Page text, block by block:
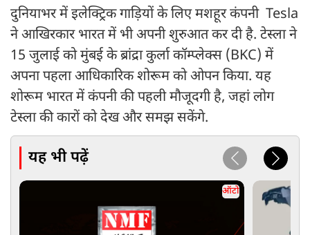
दुनियाभर में इलेक्ट्रिक गाड़ियों के लिए मशहूर कंपनी Tesla
ने आखिरकार भारत में भी अपनी शुरुआत कर दी है. टेस्ला ने
15 जुलाई को मुंबई के ब्रांद्रा कुर्ला कॉम्प्लेक्स (BKC) में
अपना पहला आधिकारिक शोरूम को ओपन किया. यह
शोरूम भारत में कंपनी की पहली मौजूदगी है, जहां लोग
टेस्ला की कारों को देख और समझ सकेंगे.
यह भी पढ़ें
ऑटो